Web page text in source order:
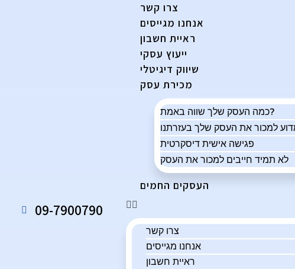
09-7900790
צרו קשר
אנחנו מגייסים
ראיית חשבון
ייעוץ עסקי
שיווק דיגיטלי
מכירת עסק
כמה העסק שלך שווה באמת?
פגישה אישית דיסקרטית
לא תמיד חייבים למכור את העסק
העסקים החמים
צרו קשר
אנחנו מגייסים
ראיית חשבון